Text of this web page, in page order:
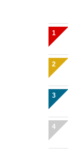
1
2
3
4